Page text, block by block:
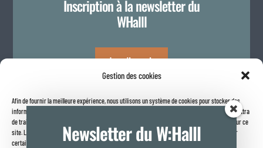
Gestion des cookies
Afin de fournir la meilleure expérience, nous utilisons un système de cookies pour stocker des
informations sur votre navigateur internet. Le fait de consentir à ces technologies nous permettra
de traiter des données telles que le comportement de navigation ou les identifiants uniques sur ce
site. Le fait de ne pas consentir ou de retirer son consentement peut avoir un effet négatif sur
certaines caractéristiques et fonctions.
Inscription à la newsletter du
WHalll
Je m'inscris
Newsletter du W:Halll